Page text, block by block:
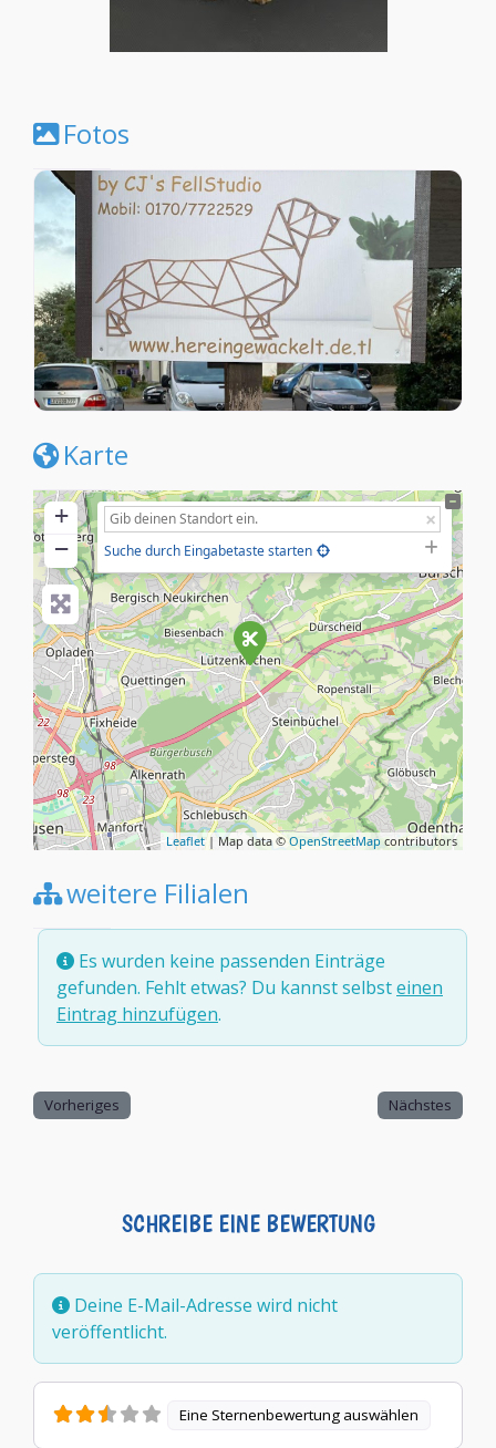
Fotos
Karte
+
−
Suche durch Eingabetaste starten
Leaflet| Map data ©OpenStreetMapcontributors
weitere Filialen
Es wurden keine passenden Einträge
gefunden. Fehlt etwas? Du kannst selbsteinen
Eintrag hinzufügen.
Vorheriges Nächstes
SCHREIBE EINE BEWERTUNG
Deine E-Mail-Adresse wird nicht
veröffentlicht.
Eine Sternenbewertung auswählen